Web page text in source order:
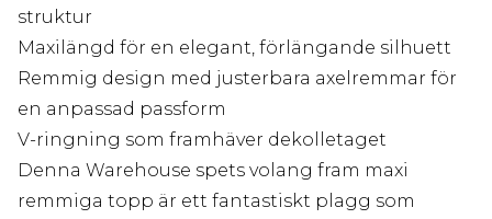
struktur
Maxilängd för en elegant, förlängande silhuett
Remmig design med justerbara axelremmar för
en anpassad passform
V-ringning som framhäver dekolletaget
Denna Warehouse spets volang fram maxi
remmiga topp är ett fantastiskt plagg som